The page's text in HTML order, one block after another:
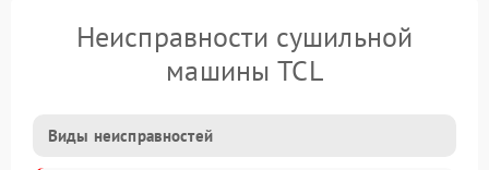
Неисправности сушильной
машины TCL
Виды неисправностей